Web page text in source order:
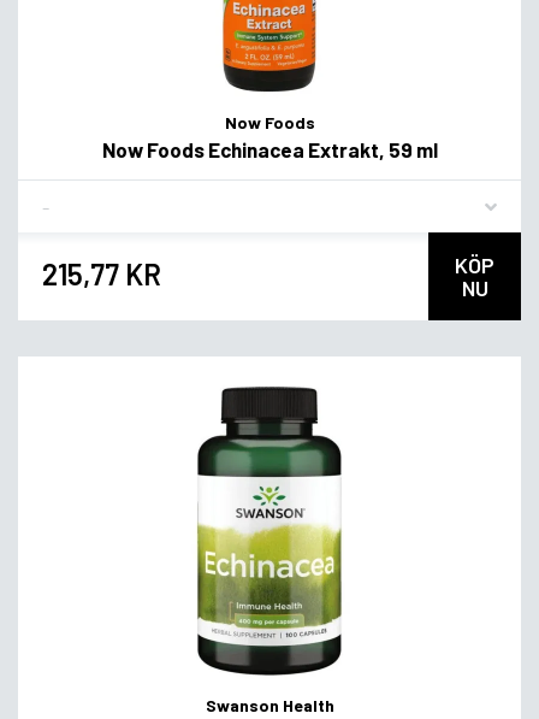
Now Foods
Now Foods Echinacea Extrakt, 59 ml
215,77 KR
KÖP
NU
Swanson Health